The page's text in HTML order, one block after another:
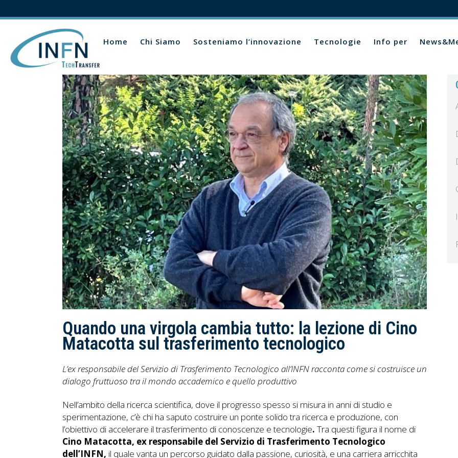
Home Chi Siamo Sosteniamo l’innovazione Tecnologie Info per
Quando una virgola cambia tutto: la lezione di Cino
Matacotta sul trasferimento tecnologico
L’ex responsabile del Servizio di Trasferimento Tecnologico all’INFN racconta come si costruisce un
dialogo fruttuoso tra il mondo accademico e quello produttivo
Nell’ambito della ricerca scientifica, dove il progresso spesso si misura in anni di studio e
sperimentazione, c’è chi ha saputo costruire un ponte solido tra ricerca e produzione, con
l’obiettivo di accelerare il trasferimento di conoscenze e tecnologie. Tra questi figura il nome di
Cino Matacotta, ex responsabile del Servizio di Trasferimento Tecnologico
dell’INFN, il quale vanta un percorso guidato dalla passione, curiosità, e una carriera arricchita